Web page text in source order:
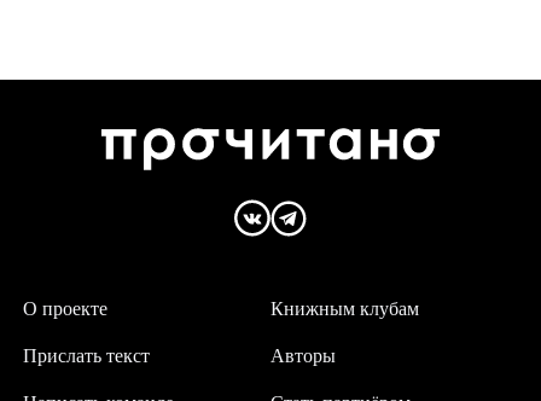
О проекте
Авторы
Прислать текст
Книжным клубам